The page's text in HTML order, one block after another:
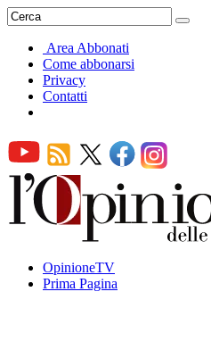
Area Abbonati
Come abbonarsi
Privacy
Contatti
OpinioneTV
Prima Pagina